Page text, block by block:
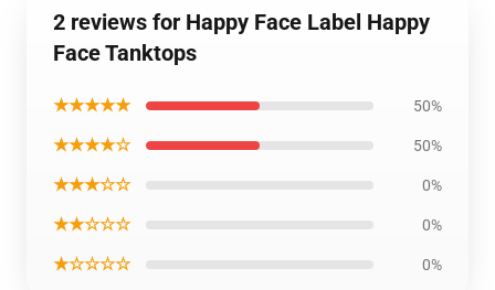
2 reviews for Happy Face Label Happy
Face Tanktops
★★★★★ 50%
★★★★☆ 50%
★★★☆☆ 0%
★★☆☆☆ 0%
★☆☆☆☆ 0%